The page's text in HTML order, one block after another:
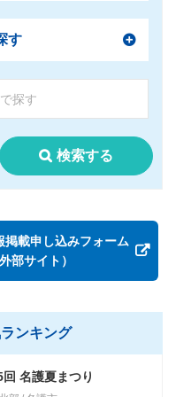
す
検索する
掲載申し込みフォーム
外部サイト）
ンキング
回 名護夏まつり